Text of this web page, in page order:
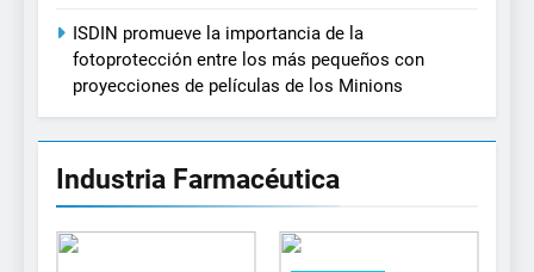
ISDIN promueve la importancia de la
fotoprotección entre los más pequeños con
proyecciones de películas de los Minions
Industria Farmacéutica